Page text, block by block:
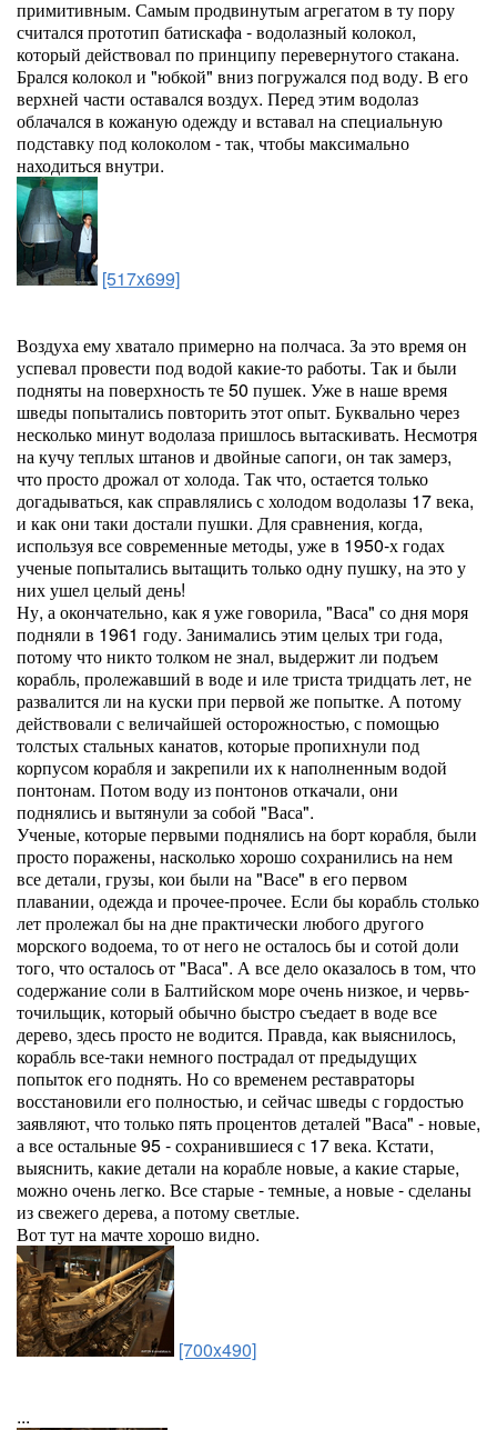
примитивным. Самым продвинутым агрегатом в ту пору
считался прототип батискафа - водолазный колокол,
который действовал по принципу перевернутого стакана.
Брался колокол и "юбкой" вниз погружался под воду. В его
верхней части оставался воздух. Перед этим водолаз
облачался в кожаную одежду и вставал на специальную
подставку под колоколом - так, чтобы максимально
находиться внутри.
[517x699]
Воздуха ему хватало примерно на полчаса. За это время он
успевал провести под водой какие-то работы. Так и были
подняты на поверхность те 50 пушек. Уже в наше время
шведы попытались повторить этот опыт. Буквально через
несколько минут водолаза пришлось вытаскивать. Несмотря
на кучу теплых штанов и двойные сапоги, он так замерз,
что просто дрожал от холода. Так что, остается только
догадываться, как справлялись с холодом водолазы 17 века,
и как они таки достали пушки. Для сравнения, когда,
используя все современные методы, уже в 1950-х годах
ученые попытались вытащить только одну пушку, на это у
них ушел целый день!
Ну, а окончательно, как я уже говорила, "Васа" со дня моря
подняли в 1961 году. Занимались этим целых три года,
потому что никто толком не знал, выдержит ли подъем
корабль, пролежавший в воде и иле триста тридцать лет, не
развалится ли на куски при первой же попытке. А потому
действовали с величайшей осторожностью, с помощью
толстых стальных канатов, которые пропихнули под
корпусом корабля и закрепили их к наполненным водой
понтонам. Потом воду из понтонов откачали, они
поднялись и вытянули за собой "Васа".
Ученые, которые первыми поднялись на борт корабля, были
просто поражены, насколько хорошо сохранились на нем
все детали, грузы, кои были на "Васе" в его первом
плавании, одежда и прочее-прочее. Если бы корабль столько
лет пролежал бы на дне практически любого другого
морского водоема, то от него не осталось бы и сотой доли
того, что осталось от "Васа". А все дело оказалось в том, что
содержание соли в Балтийском море очень низкое, и червь-
точильщик, который обычно быстро съедает в воде все
дерево, здесь просто не водится. Правда, как выяснилось,
корабль все-таки немного пострадал от предыдущих
попыток его поднять. Но со временем реставраторы
восстановили его полностью, и сейчас шведы с гордостью
заявляют, что только пять процентов деталей "Васа" - новые,
а все остальные 95 - сохранившиеся с 17 века. Кстати,
выяснить, какие детали на корабле новые, а какие старые,
можно очень легко. Все старые - темные, а новые - сделаны
из свежего дерева, а потому светлые.
Вот тут на мачте хорошо видно.
[700x490]
...